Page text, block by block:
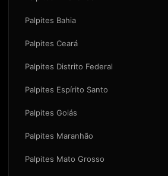
Palpites Bahia
Palpites Ceará
Palpites Distrito Federal
Palpites Espírito Santo
Palpites Goiás
Palpites Maranhão
Palpites Mato Grosso